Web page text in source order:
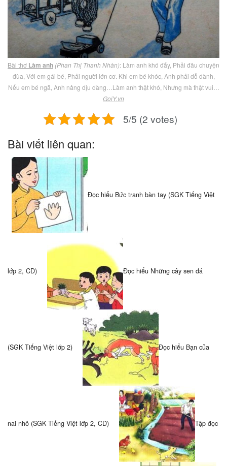
Bài thơ Làm anh (Phan Thị Thanh Nhàn): Làm anh khó đấy, Phải đâu chuyện
đùa, Với em gái bé, Phải người lớn cơ. Khi em bé khóc, Anh phải dỗ dành,
Nếu em bé ngã, Anh nâng dịu dàng…Làm anh thật khó, Nhưng mà thật vui…
GoiY.vn
5/5 (2 votes)
Bài viết liên quan:
Đọc hiểu Bức tranh bàn tay (SGK Tiếng Việt
lớp 2, CD) Đọc hiểu Những cây sen đá
(SGK Tiếng Việt lớp 2) Đọc hiểu Bạn của
nai nhỏ (SGK Tiếng Việt lớp 2, CD) Tập đọc